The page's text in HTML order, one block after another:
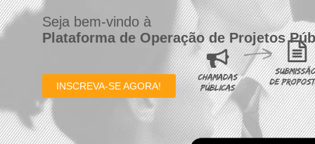
Seja bem-vindo à
Plataforma de Operação de Projetos
INSCREVA-SE AGORA!